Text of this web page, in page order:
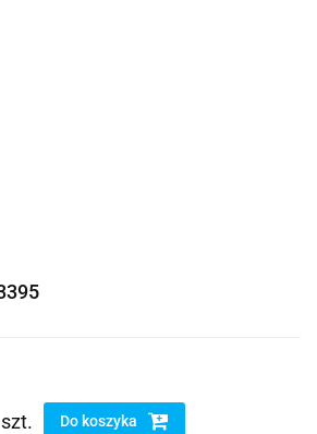
szt. Do koszyka